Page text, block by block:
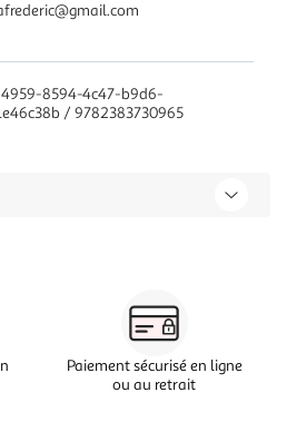
8594-4c47-b9d6-
/ 9782383730965
Paiement sécurisé en ligne
ou au retrait